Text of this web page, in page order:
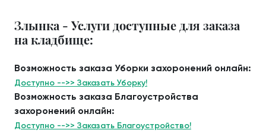
Злынка - Услуги доступные для заказа
на кладбище:
Возможность заказа Уборки захоронений онлайн:
Доступно -->> Заказать Уборку!
Возможность заказа Благоустройства
захоронений онлайн:
Доступно -->> Заказать Благоустройство!